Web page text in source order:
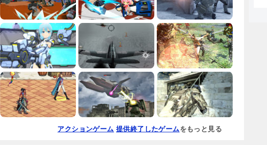
アクションゲーム 提供終了したゲームをもっと見る